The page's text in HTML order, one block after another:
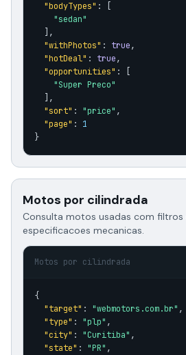
"bodyTypes" : [
"sedan"
  ],
"withPhotos" : true,
"hotDeal" : true,
"opportunities" : [
"Super Preco"
  ],
"sort" : "price" ,
"page" : 1
}
Motos por cilindrada
Consulta motos usadas com filtros
especificacoes mecanicas.
Motos por cilindrada
{
"target" : "webmotors.com.br" ,
"type" : "plp" ,
"city" : "Curitiba" ,
"state" : "PR" ,